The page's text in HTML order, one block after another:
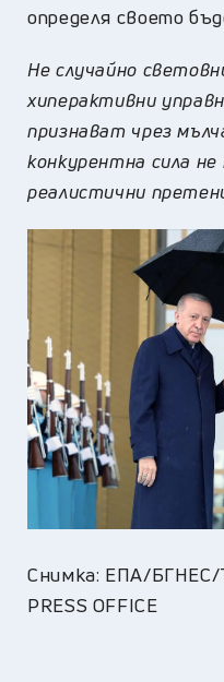
определя своето
Не случайно
хиперактивни
признават чрез
конкурентна сила
реалистични
Снимка: ЕПА/БГНЕС/
PRESS OFFICE